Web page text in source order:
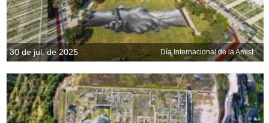
30 de jul. de 2025 Día Internacional de la Amistad